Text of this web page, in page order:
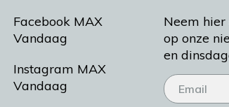
Facebook MAX
Vandaag
Instagram MAX
Vandaag
Neem
op onze
en